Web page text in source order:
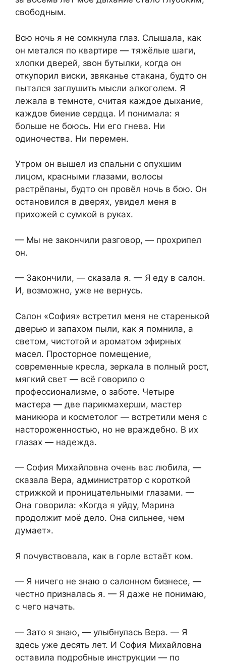
свободным.
Всю ночь я не сомкнула глаз. Слышала, как
он метался по квартире — тяжёлые шаги,
хлопки дверей, звон бутылки, когда он
откупорил виски, звяканье стакана, будто он
пытался заглушить мысли алкоголем. Я
лежала в темноте, считая каждое дыхание,
каждое биение сердца. И понимала: я
больше не боюсь. Ни его гнева. Ни
одиночества. Ни перемен.
Утром он вышел из спальни с опухшим
лицом, красными глазами, волосы
растрёпаны, будто он провёл ночь в бою. Он
остановился в дверях, увидел меня в
прихожей с сумкой в руках.
— Мы не закончили разговор, — прохрипел
он.
— Закончили, — сказала я. — Я еду в салон.
И, возможно, уже не вернусь.
Салон «София» встретил меня не старенькой
дверью и запахом пыли, как я помнила, а
светом, чистотой и ароматом эфирных
масел. Просторное помещение,
современные кресла, зеркала в полный рост,
мягкий свет — всё говорило о
профессионализме, о заботе. Четыре
мастера — две парикмахерши, мастер
маникюра и косметолог — встретили меня с
настороженностью, но не враждебно. В их
глазах — надежда.
— София Михайловна очень вас любила, —
сказала Вера, администратор с короткой
стрижкой и проницательными глазами. —
Она говорила: «Когда я уйду, Марина
продолжит моё дело. Она сильнее, чем
думает».
Я почувствовала, как в горле встаёт ком.
— Я ничего не знаю о салонном бизнесе, —
честно призналась я. — Я даже не понимаю,
с чего начать.
— Зато я знаю, — улыбнулась Вера. — Я
здесь уже десять лет. И София Михайловна
оставила подробные инструкции — по